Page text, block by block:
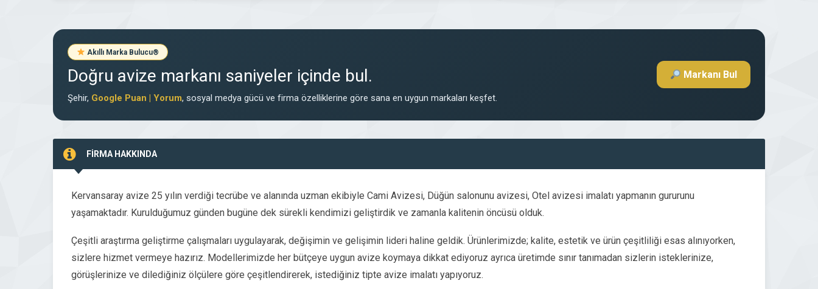
Akıllı Marka Bulucu®
Doğru avize markanı saniyeler içinde bul.
Şehir, Google Puan | Yorum, sosyal medya gücü ve firma özelliklerine göre sana en uygun markaları keşfet.
Markanı Bul
FİRMA HAKKINDA
Kervansaray avize 25 yılın verdiği tecrübe ve alanında uzman ekibiyle Cami Avizesi, Düğün salonunu avizesi, Otel avizesi imalatı yapmanın gururunu
yaşamaktadır. Kurulduğumuz günden bugüne dek sürekli kendimizi geliştirdik ve zamanla kalitenin öncüsü olduk.
Çeşitli araştırma geliştirme çalışmaları uygulayarak, değişimin ve gelişimin lideri haline geldik. Ürünlerimizde; kalite, estetik ve ürün çeşitliliği esas alınıyorken,
sizlere hizmet vermeye hazırız. Modellerimizde her bütçeye uygun avize koymaya dikkat ediyoruz ayrıca üretimde sınır tanımadan sizlerin isteklerinize,
görüşlerinize ve dilediğiniz ölçülere göre çeşitlendirerek, istediğiniz tipte avize imalatı yapıyoruz.